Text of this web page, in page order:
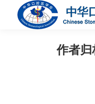
作者归